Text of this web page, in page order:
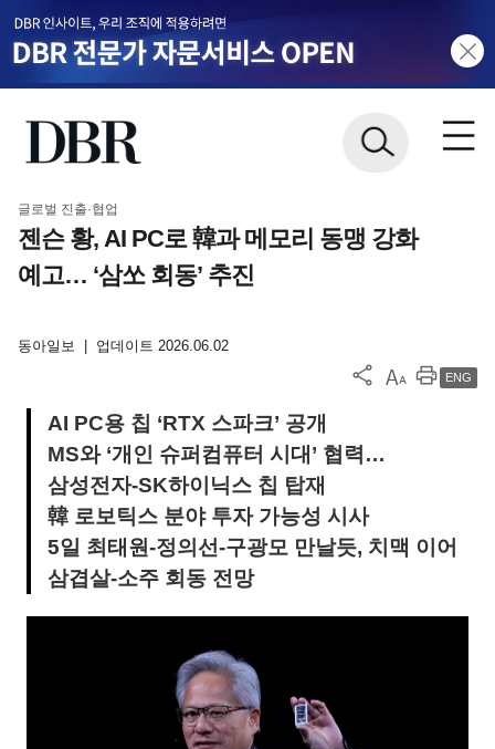
글로벌 진출·협업
젠슨 황, AI PC로 韓과 메모리 동맹 강화
예고… ‘삼쏘 회동’ 추진
동아일보 업데이트 2026.06.02
ENG
AI PC용 칩 ‘RTX 스파크’ 공개
MS와 ‘개인 슈퍼컴퓨터 시대’ 협력…
삼성전자-SK하이닉스 칩 탑재
韓 로보틱스 분야 투자 가능성 시사
5일 최태원-정의선-구광모 만날듯, 치맥 이어
삼겹살-소주 회동 전망